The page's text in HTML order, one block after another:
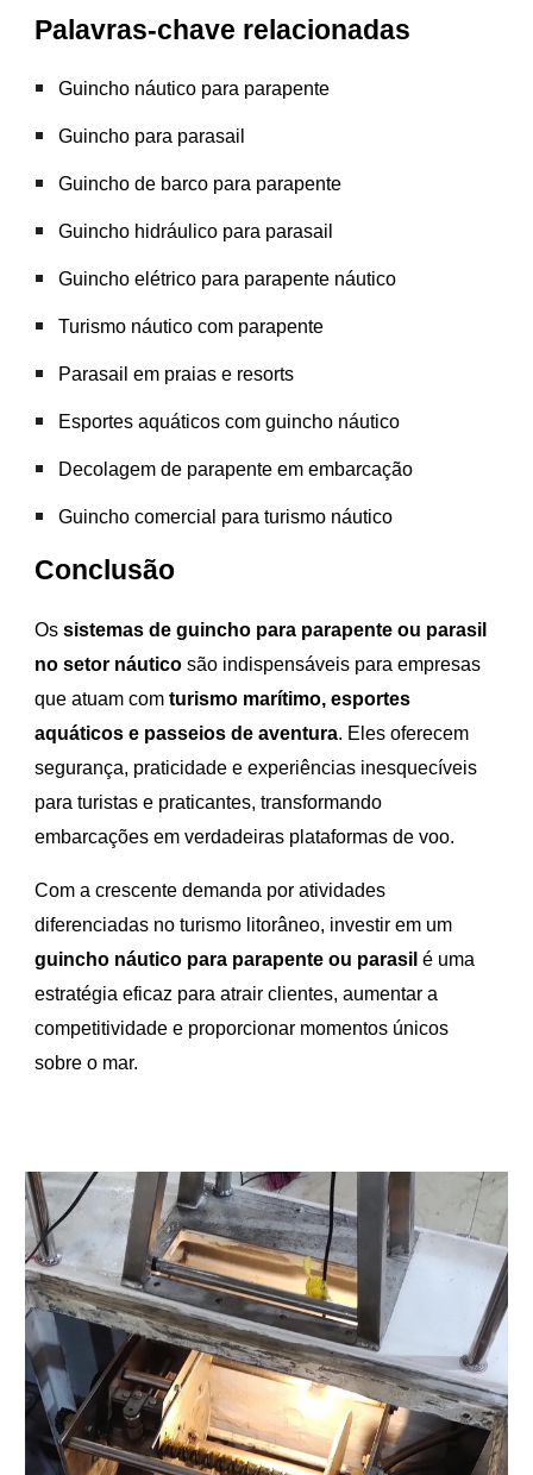
Palavras-chave relacionadas
Guincho náutico para parapente
Guincho para parasail
Guincho de barco para parapente
Guincho hidráulico para parasail
Guincho elétrico para parapente náutico
Turismo náutico com parapente
Parasail em praias e resorts
Esportes aquáticos com guincho náutico
Decolagem de parapente em embarcação
Guincho comercial para turismo náutico
Conclusão
Ossistemas de guincho para parapente ou parasil
no setor náutico são indispensáveis para empresas
que atuam comturismo marítimo, esportes
aquáticos e passeios de aventura. Eles oferecem
segurança, praticidade e experiências inesquecíveis
para turistas e praticantes, transformando
embarcações em verdadeiras plataformas de voo.
Com a crescente demanda por atividades
diferenciadas no turismo litorâneo, investir em um
guincho náutico para parapente ou parasil é uma
estratégia eficaz para atrair clientes, aumentar a
competitividade e proporcionar momentos únicos
sobre o mar.